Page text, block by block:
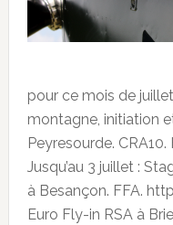
pour ce mois de
montagne, initiation
Peyresourde.
Jusqu’au 3 juillet :
à Besançon. FFA.
Euro Fly-in RSA à